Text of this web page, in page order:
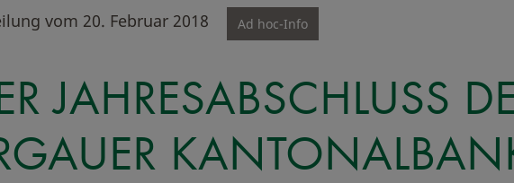
vom 20. Februar 2018 Ad hoc-Info
JAHRESABSCHLUSS